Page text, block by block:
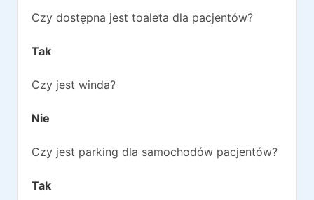
Czy dostępna jest toaleta dla pacjentów?
Tak
Czy jest winda?
Nie
Czy jest parking dla samochodów pacjentów?
Tak